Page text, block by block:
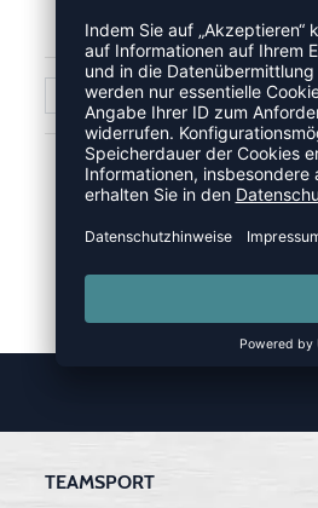
1
TEAMSPORT